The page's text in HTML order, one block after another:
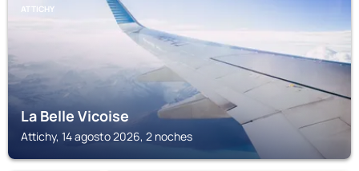
ATTICHY
La Belle Vicoise
Attichy, 14 agosto 2026, 2 noches